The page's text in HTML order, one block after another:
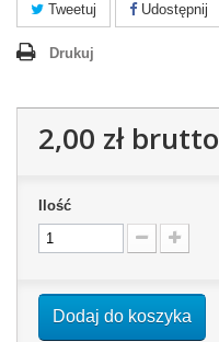
Tweetuj Udostępnij
Drukuj
2,00 złbrutto
Ilość
Dodaj do koszyka